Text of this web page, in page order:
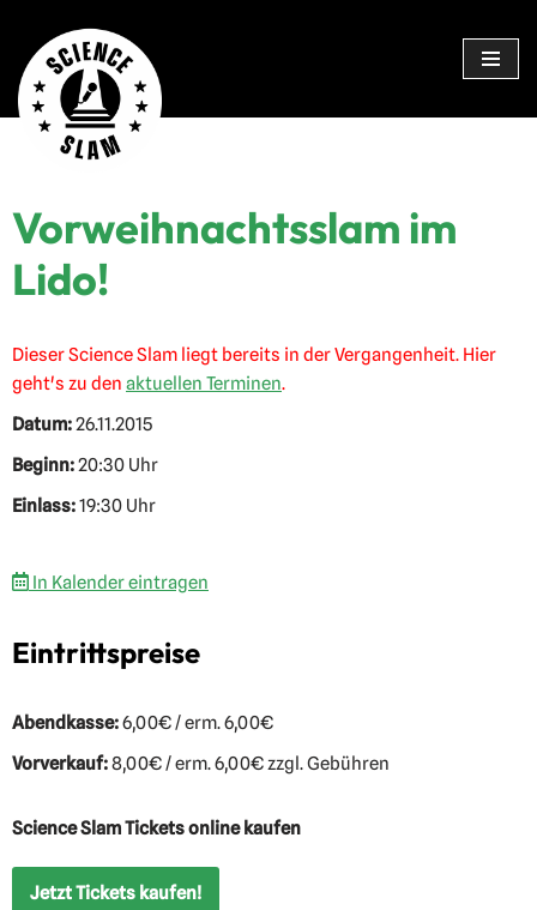
Zum
Inhalt
springen
Vorweihnachtsslam im
Lido!
Dieser Science Slam liegt bereits in der Vergangenheit. Hier
geht's zu den aktuellen Terminen.
Datum:26.11.2015
Beginn:20:30 Uhr
Einlass:19:30 Uhr
In Kalender eintragen
Eintrittspreise
Abendkasse:6,00€ / erm. 6,00€
Vorverkauf:8,00€ / erm. 6,00€ zzgl. Gebühren
Science Slam Tickets online kaufen
Jetzt Tickets kaufen!